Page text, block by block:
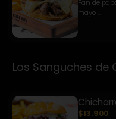
Pan de
mayo ...
Los Sanguches de
$13.900